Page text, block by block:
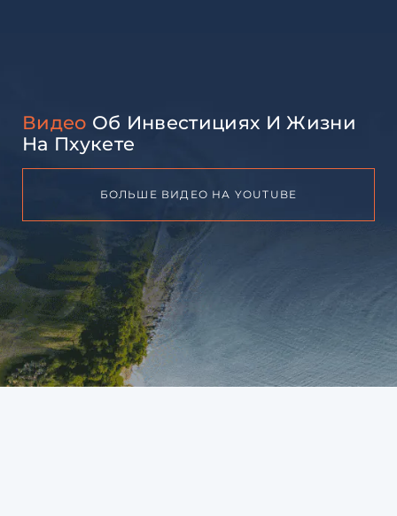
Видео Об Инвестициях И Жизни
На Пхукете
БОЛЬШЕ ВИДЕО НА YOUTUBE